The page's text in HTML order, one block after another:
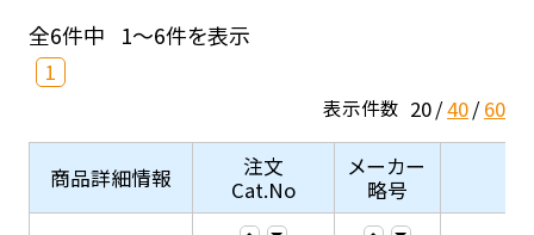
全6件中 1～6件を表示
1
表示件数 20 40 60
商品詳細情報
注文
Cat.No
メーカー
略号